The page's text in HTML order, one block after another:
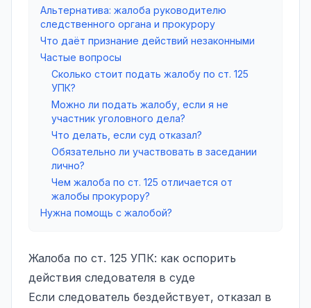
Альтернатива: жалоба руководителю
следственного органа и прокурору
Что даёт признание действий незаконными
Частые вопросы
Сколько стоит подать жалобу по ст. 125
УПК?
Можно ли подать жалобу, если я не
участник уголовного дела?
Что делать, если суд отказал?
Обязательно ли участвовать в заседании
лично?
Чем жалоба по ст. 125 отличается от
жалобы прокурору?
Нужна помощь с жалобой?
Жалоба по ст. 125 УПК: как оспорить
действия следователя в суде
Если следователь бездействует, отказал в